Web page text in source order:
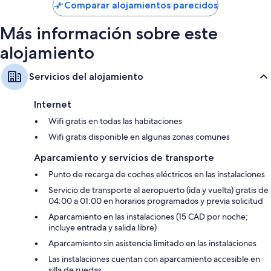
171 €
Comparar alojamientos parecidos
Más información sobre este
alojamiento
Servicios del alojamiento
Internet
Wifi gratis en todas las habitaciones
Wifi gratis disponible en algunas zonas comunes
Aparcamiento y servicios de transporte
Punto de recarga de coches eléctricos en las instalaciones
Servicio de transporte al aeropuerto (ida y vuelta) gratis de
04:00 a 01:00 en horarios programados y previa solicitud
Aparcamiento en las instalaciones (15 CAD por noche;
incluye entrada y salida libre)
Aparcamiento sin asistencia limitado en las instalaciones
Las instalaciones cuentan con aparcamiento accesible en